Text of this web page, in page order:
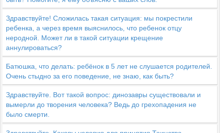
Здравствуйте! Сложилась такая ситуация: мы покрестили
ребенка, а через время выяснилось, что ребенок отцу
неродной. Может ли в такой ситуации крещение
аннулироваться?
Батюшка, что делать: ребёнок в 5 лет не слушается родителей.
Очень стыдно за его поведение, не знаю, как быть?
Здравствуйте. Вот такой вопрос: динозавры существовали и
вымерли до творения человека? Ведь до грехопадения не
было смерти.